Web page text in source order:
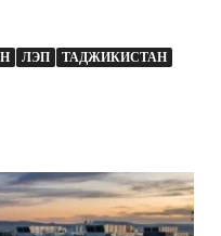
ЛЭП ТАДЖИКИСТАН